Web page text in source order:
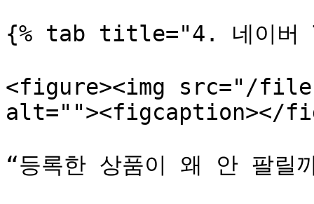
{% tab title="4. 네이버
<figure><img src="/files/
alt=""><figcaption></
“등록한 상품이 왜 안 팔